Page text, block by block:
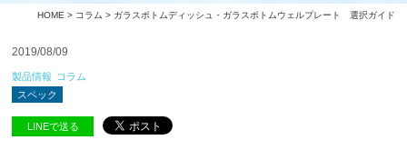
HOME > コラム > ガラスボトムディッシュ・ガラスボトムウェルプレート 選択ガイド
2019/08/09
製品情報
コラム
スペック
LINEで送る